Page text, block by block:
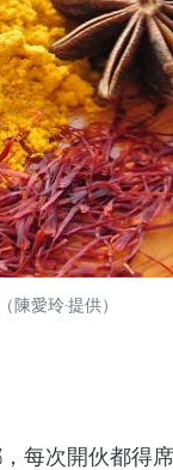
愛玲‧提供）
次開伙都得